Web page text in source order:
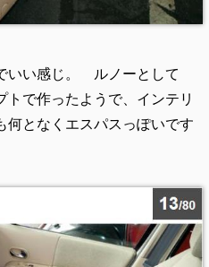
いい感じ。 ルノーとして
で作ったようで、インテリ
何となくエスパスっぽいです